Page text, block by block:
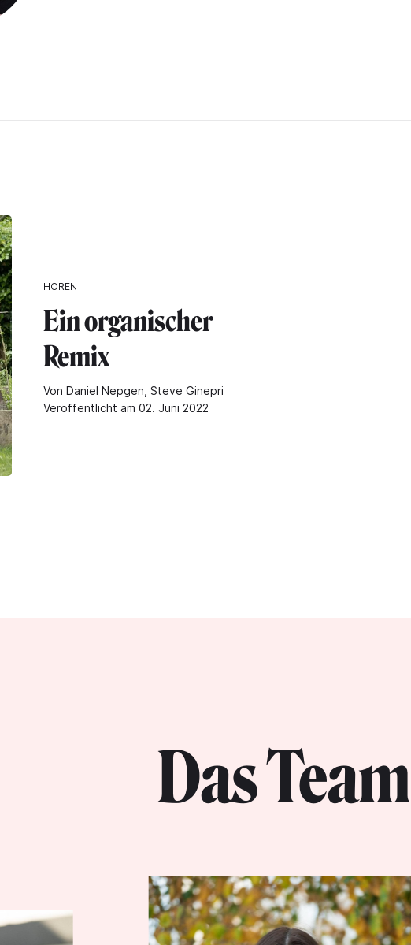
HÖREN
Ein organischer
Remix
Von Daniel Nepgen, Steve Ginepri
Veröffentlicht am 02. Juni 2022
Das Team